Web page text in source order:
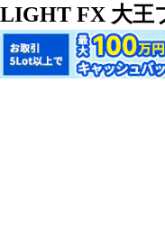
LIGHT FX 大王